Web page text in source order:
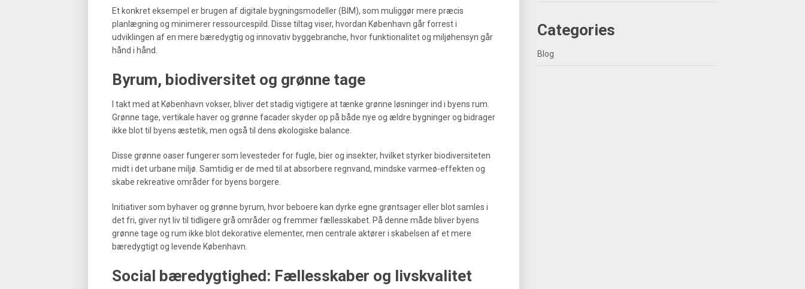
Et konkret eksempel er brugen af digitale bygningsmodeller (BIM), som muliggør mere præcis
planlægning og minimerer ressourcespild. Disse tiltag viser, hvordan København går forrest i
udviklingen af en mere bæredygtig og innovativ byggebranche, hvor funktionalitet og miljøhensyn går
hånd i hånd.
Byrum, biodiversitet og grønne tage
I takt med at København vokser, bliver det stadig vigtigere at tænke grønne løsninger ind i byens rum.
Grønne tage, vertikale haver og grønne facader skyder op på både nye og ældre bygninger og bidrager
ikke blot til byens æstetik, men også til dens økologiske balance.
Disse grønne oaser fungerer som levesteder for fugle, bier og insekter, hvilket styrker biodiversiteten
midt i det urbane miljø. Samtidig er de med til at absorbere regnvand, mindske varmeø-effekten og
skabe rekreative områder for byens borgere.
Initiativer som byhaver og grønne byrum, hvor beboere kan dyrke egne grøntsager eller blot samles i
det fri, giver nyt liv til tidligere grå områder og fremmer fællesskabet. På denne måde bliver byens
grønne tage og rum ikke blot dekorative elementer, men centrale aktører i skabelsen af et mere
bæredygtigt og levende København.
Social bæredygtighed: Fællesskaber og livskvalitet
Categories
Blog